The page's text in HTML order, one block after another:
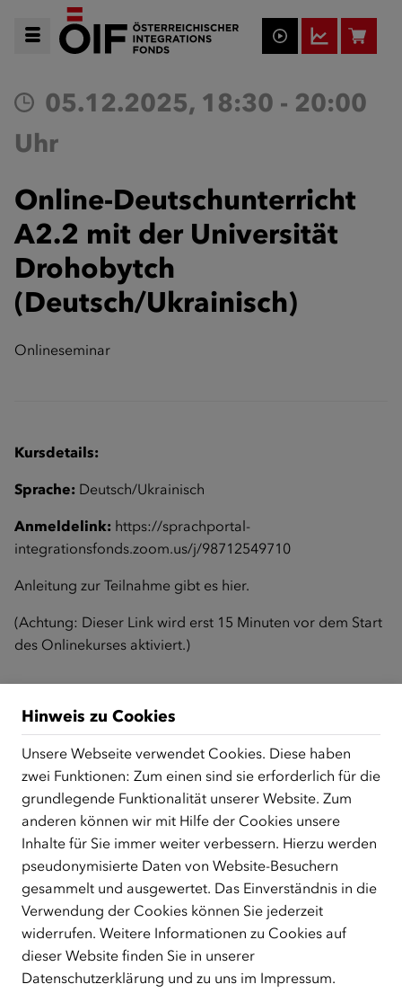
05.12.2025, 18:30 - 20:00
Uhr
Online-Deutschunterricht
A2.2 mit der Universität
Drohobytch
(Deutsch/Ukrainisch)
Onlineseminar
Kursdetails:
Sprache: Deutsch/Ukrainisch
Anmeldelink: https://sprachportal-
integrationsfonds.zoom.us/j/98712549710
Anleitung zur Teilnahme gibt es hier.
(Achtung: Dieser Link wird erst 15 Minuten vor dem Start
des Onlinekurses aktiviert.)
Zurück zur Übersicht
ÜBER UNS
Der Österreichische Integrationsfonds (ÖIF) ist ein Fonds der
Republik Österreich, der Flüchtlinge, subsidiär
Schutzberechtigte, Vertriebene sowie Zuwander/innen als
zentrale Anlaufstelle bei der Integration in Österreich
unterstützt.
mehr
FacebookYouTubeInstagramLinkedIn
Über den ÖIF
Hinweis zu Cookies
Unsere Webseite verwendet Cookies. Diese haben
zwei Funktionen: Zum einen sind sie erforderlich für die
grundlegende Funktionalität unserer Website. Zum
anderen können wir mit Hilfe der Cookies unsere
Inhalte für Sie immer weiter verbessern. Hierzu werden
pseudonymisierte Daten von Website-Besuchern
gesammelt und ausgewertet. Das Einverständnis in die
Verwendung der Cookies können Sie jederzeit
widerrufen. Weitere Informationen zu Cookies auf
dieser Website finden Sie in unserer
Datenschutzerklärung und zu uns im Impressum.